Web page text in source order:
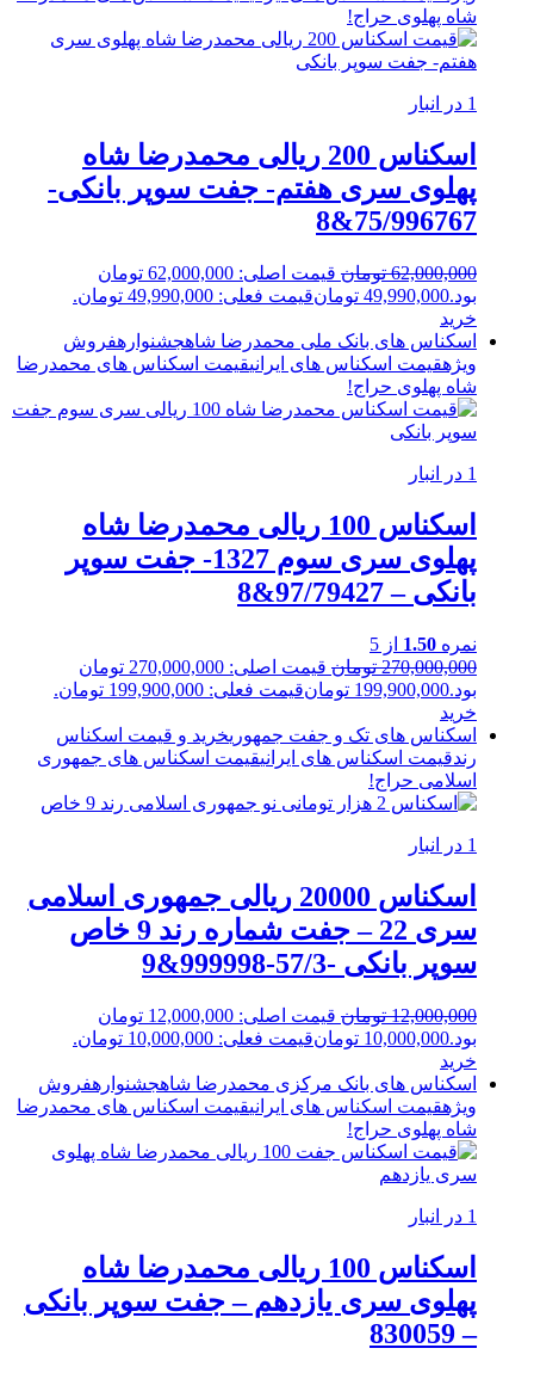
شاه پهلوی حراج!
1 در انبار
اسکناس 200 ریالی محمدرضا شاه
پهلوی سری هفتم- جفت سوپر بانکی-
75/996767&8
62,000,000 تومان
قیمت اصلی: 62,000,000 تومان
بود.49,990,000 تومانقیمت فعلی: 49,990,000 تومان.
خرید
اسکناس های بانک ملی محمدرضا شاهجشنوارهفروش
ویژهقیمت اسکناس های ایرانیقیمت اسکناس های محمدرضا
شاه پهلوی حراج!
1 در انبار
اسکناس 100 ریالی محمدرضا شاه
پهلوی سری سوم 1327- جفت سوپر
بانکی – 97/79427&8
نمره 1.50 از 5
270,000,000 تومان
قیمت اصلی: 270,000,000 تومان
بود.199,900,000 تومانقیمت فعلی: 199,900,000 تومان.
خرید
اسکناس های تک و جفت جمهوریخرید و قیمت اسکناس
رندقیمت اسکناس های ایرانیقیمت اسکناس های جمهوری
اسلامی حراج!
1 در انبار
اسکناس 20000 ریالی جمهوری اسلامی
سری 22 – جفت شماره رند 9 خاص
سوپر بانکی -57/3-999998&9
12,000,000 تومان
قیمت اصلی: 12,000,000 تومان
بود.10,000,000 تومانقیمت فعلی: 10,000,000 تومان.
خرید
اسکناس های بانک مرکزی محمدرضا شاهجشنوارهفروش
ویژهقیمت اسکناس های ایرانیقیمت اسکناس های محمدرضا
شاه پهلوی حراج!
1 در انبار
اسکناس 100 ریالی محمدرضا شاه
پهلوی سری یازدهم – جفت سوپر بانکی
– 830059